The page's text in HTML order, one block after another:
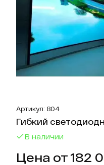
Артикул: 804
Гибкий
В наличии
Цена от 182